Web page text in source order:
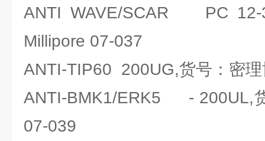
ANTI WAVE/SCAR PC
Millipore 07-037
ANTI-TIP60 200UG,货号：密
ANTI-BMK1/ERK5 - 200UL,
07-039